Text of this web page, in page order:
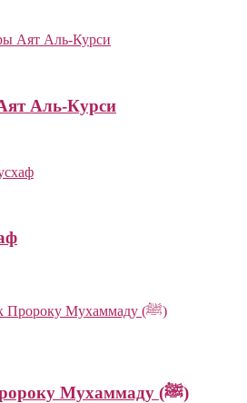
Аль-Курси
Хадис о любви к Пророку Мухаммаду (ﷺ)